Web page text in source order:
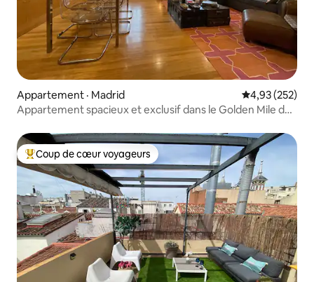
Appartement · Madrid Note
4,93 (252)
Appartement spacieux et exclusif dans le Golden Mile de
Coup de cœur voyageurs parmi les plus aimés
Coup de cœur voyageurs